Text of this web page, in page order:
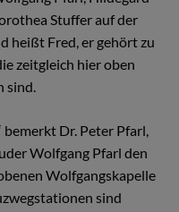
Stuffer auf der
heißt Fred, er gehört zu
zeitgleich hier oben
sind.
bemerkt Dr. Peter Pfarl,
Wolfgang Pfarl den
Wolfgangskapelle
sind